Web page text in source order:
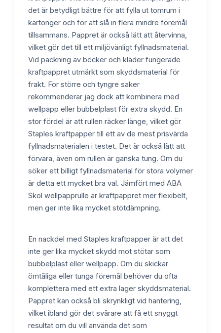
det är betydligt bättre för att fylla ut tomrum i
kartonger och för att slå in flera mindre föremål
tillsammans. Pappret är också lätt att återvinna,
vilket gör det till ett miljövänligt fyllnadsmaterial.
Vid packning av böcker och kläder fungerade
kraftpappret utmärkt som skyddsmaterial för
frakt. För större och tyngre saker
rekommenderar jag dock att kombinera med
wellpapp eller bubbelplast för extra skydd. En
stor fördel är att rullen räcker länge, vilket gör
Staples kraftpapper till ett av de mest prisvärda
fyllnadsmaterialen i testet. Det är också lätt att
förvara, även om rullen är ganska tung. Om du
söker ett billigt fyllnadsmaterial för stora volymer
är detta ett mycket bra val. Jämfört med ABA
Skol wellpapprulle är kraftpappret mer flexibelt,
men ger inte lika mycket stötdämpning.
En nackdel med Staples kraftpapper är att det
inte ger lika mycket skydd mot stötar som
bubbelplast eller wellpapp. Om du skickar
ömtåliga eller tunga föremål behöver du ofta
komplettera med ett extra lager skyddsmaterial.
Pappret kan också bli skrynkligt vid hantering,
vilket ibland gör det svårare att få ett snyggt
resultat om du vill använda det som